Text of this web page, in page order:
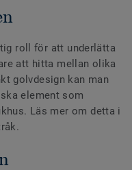
roll för att underlätta
att hitta mellan olika
golvdesign kan man
element som
Läs mer om detta i